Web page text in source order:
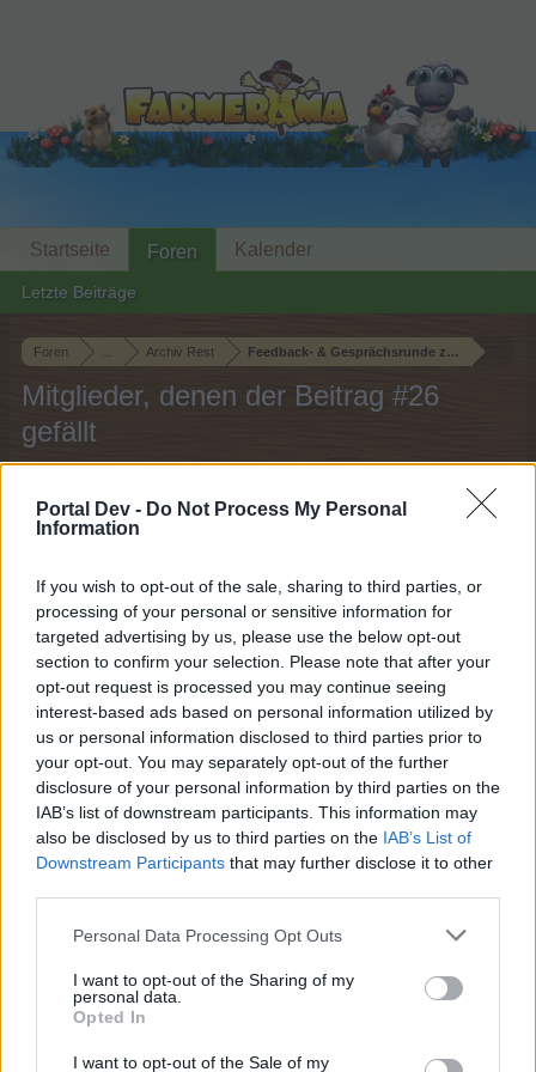
Portal Dev - Do Not Process My Personal
Information
If you wish to opt-out of the sale, sharing to third parties, or
processing of your personal or sensitive information for
targeted advertising by us, please use the below opt-out
section to confirm your selection. Please note that after your
opt-out request is processed you may continue seeing
interest-based ads based on personal information utilized by
us or personal information disclosed to third parties prior to
your opt-out. You may separately opt-out of the further
disclosure of your personal information by third parties on the
IAB’s list of downstream participants. This information may
also be disclosed by us to third parties on the IAB’s List of
Downstream Participants that may further disclose it to other
Personal Data Processing Opt Outs
I want to opt-out of the Sharing of my
personal data.
Opted In
I want to opt-out of the Sale of my
Foren Archiv Rest Feedback- & Gesprächsrunde zum Event
Mitglieder, denen der Beitrag #26
gefällt
wenn Du in diesem Forum aktiv an den
starten möchtest, musst Du Dich bitte zunächst
im Spiel einloggen. Falls Du noch keinen
Spielaccount besitzt, bitte registriere Dich neu.
Wir freuen uns auf Deinen nächsten Besuch in
unserem Forum! „Zum Spiel“
Feedback- & Gesprächsrunde zum Event "Pizza - Party II"
16 Juni 2022
popant
Kaiser des Forums, weiblich
Beiträge: 3.582 Zustimmungen: 23.938 Punkte für Erfolge: 4.100
15 Juni 2022
schlomil
Lebende Forenlegende
Beiträge: 5.435 Punkte für Erfolge: 6.000
Startseite Foren
Letzte Beiträge
Kalender